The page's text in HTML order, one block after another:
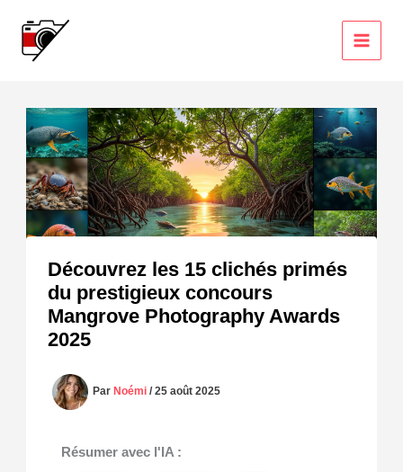
contenu
Découvrez les 15 clichés primés
du prestigieux concours
Mangrove Photography Awards
2025
ParNoémi/25 août 2025
Résumer avec l'IA :